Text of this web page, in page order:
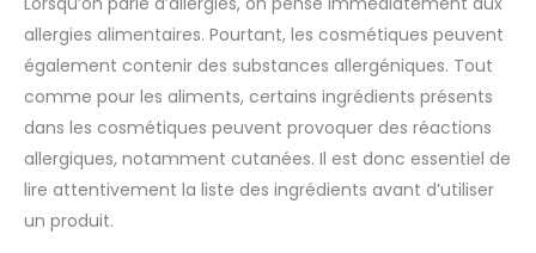
nos produits de signalétique sont conçus et fabriqués dans
le sud de la France. Nous sommes présents sur Amazon
depuis plus de 17 ans avec un taux d'évaluation proche de
100%, notre objectif étant de vous assurer la qualité au
meilleur prix avec un service de proximité irréprochable et
allergies alimentaires. Pourtant, les cosmétiques peuvent
également contenir des substances allergéniques. Tout
comme pour les aliments, certains ingrédients présents
dans les cosmétiques peuvent provoquer des réactions
allergiques, notamment cutanées. Il est donc essentiel de
lire attentivement la liste des ingrédients avant d’utiliser
un produit.